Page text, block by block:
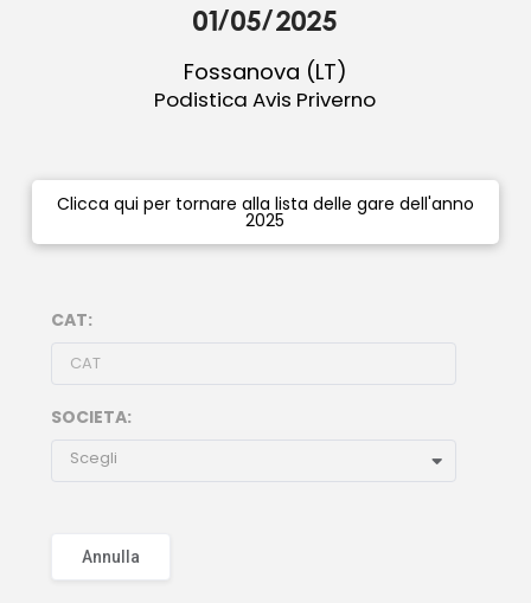
01/05/2025
Fossanova (LT)
Podistica Avis Priverno
Clicca qui per tornare alla lista delle gare dell'anno
2025
CAT:
SOCIETA:
Scegli
Annulla